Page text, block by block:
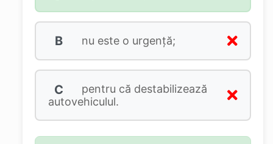
B nu este o urgenţă;
C
pentru că destabilizează
autovehiculul.